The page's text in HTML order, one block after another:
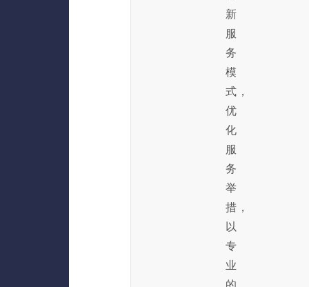
新
服
务
模
式，
优
化
服
务
举
措，
以
专
业
的